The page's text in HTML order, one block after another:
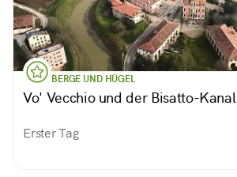
BERGE UND HÜGEL
Vo' Vecchio und der Bisatto-Kanal
Erster Tag